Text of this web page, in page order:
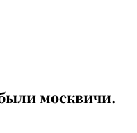
москвичи.